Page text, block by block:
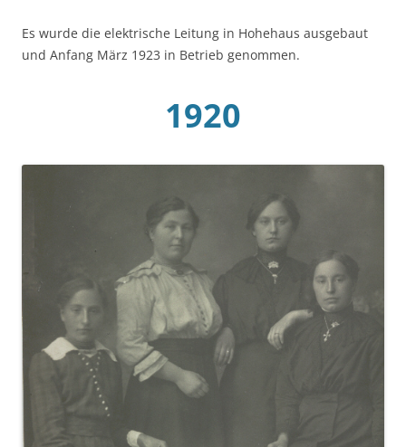
Es wurde die elektrische Leitung in Hohehaus ausgebaut
und Anfang März 1923 in Betrieb genommen.
1920